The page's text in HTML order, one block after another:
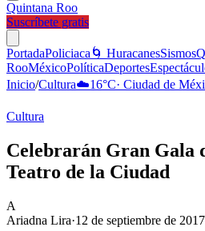
Quintana Roo
Suscríbete gratis
PortadaPoliciaca 🌀 HuracanesSismos
RooMéxicoPolíticaDeportes
Inicio/Cultura☁️16°C· Ciudad de
Cultura
Celebrarán Gran Gala
Teatro de la Ciudad
A
Ariadna Lira·12 de septiembre de 2017